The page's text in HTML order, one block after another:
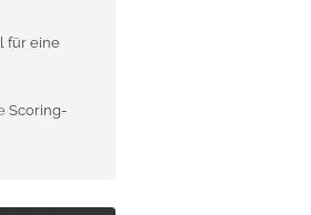
für eine
Scoring-